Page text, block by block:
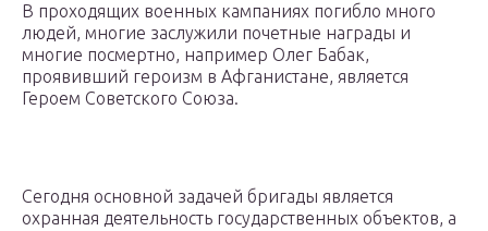
В проходящих военных кампаниях погибло много
людей, многие заслужили почетные награды и
многие посмертно, например Олег Бабак,
проявивший героизм в Афганистане, является
Героем Советского Союза.
Сегодня основной задачей бригады является
охранная деятельность государственных объектов, а